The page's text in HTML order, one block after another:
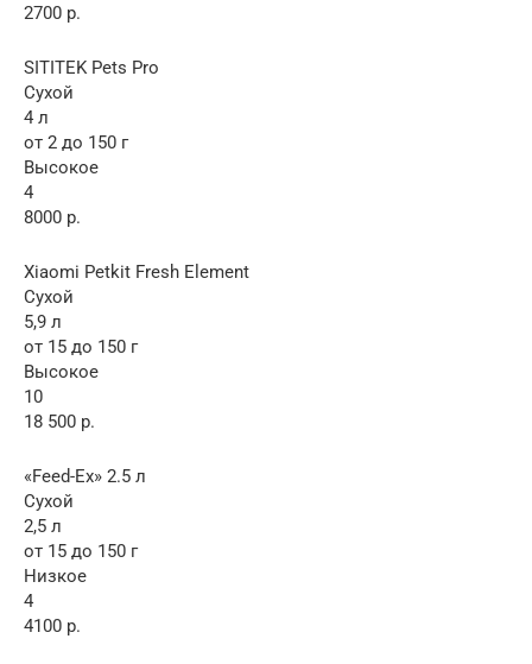
2700 р.
SITITEK Pets Pro
Сухой
4 л
от 2 до 150 г
Высокое
4
8000 р.
Xiaomi Petkit Fresh Element
Сухой
5,9 л
от 15 до 150 г
Высокое
10
18 500 р.
«Feed-Ex» 2.5 л
Сухой
2,5 л
от 15 до 150 г
Низкое
4
4100 р.